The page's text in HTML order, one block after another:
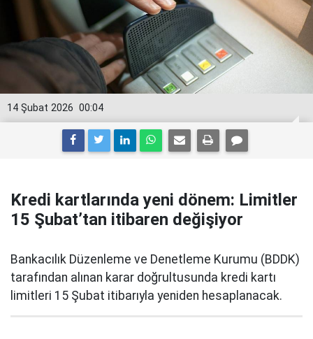
00:04
14 Şubat 2026
Kredi kartlarında yeni dönem: Limitler
15 Şubat’tan itibaren değişiyor
Bankacılık Düzenleme ve Denetleme Kurumu (BDDK)
tarafından alınan karar doğrultusunda kredi kartı
limitleri 15 Şubat itibarıyla yeniden hesaplanacak.